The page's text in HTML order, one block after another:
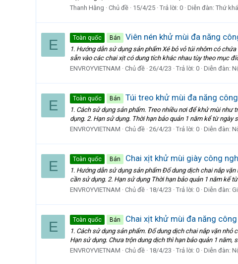
Thanh Hằng
Chủ đề 15/4/25 Trả lời: 0 Diễn đàn: Thứ
E Toàn quốc Bán Viên nén khử mùi đa năng
1. Hướng dẫn sử dụng sản phẩm Xé bỏ vỏ túi nhôm có
sẵn vào các chai xịt có dung tích khác nhau tùy theo mục
ENVROYVIETNAM
Chủ đề 26/4/23 Trả lời: 0 Diễn đàn:
E Toàn quốc Bán Túi treo khử mùi đa năng
1. Cách sử dụng sản phẩm. Treo nhiều nơi để khử mùi như
dụng. 2. Hạn sử dụng. Thời hạn bảo quản 1 năm kể từ ngày
ENVROYVIETNAM
Chủ đề 26/4/23 Trả lời: 0 Diễn đàn:
E Toàn quốc Bán Chai xịt khử mùi giày công
1. Hướng dẫn sử dụng sản phẩm Đổ dung dịch chai nắp
cần sử dụng. 2. Hạn sử dụng Thời hạn bảo quản 1 năm kể
ENVROYVIETNAM
Chủ đề 18/4/23 Trả lời: 0 Diễn đàn:
E Toàn quốc Bán Chai xịt khử mùi đa năng công
1. Cách sử dụng sản phẩm. Đổ dung dịch chai nắp vặn
Hạn sử dụng. Chưa trộn dung dịch thì hạn bảo quản 1 năm,
ENVROYVIETNAM
Chủ đề 18/4/23 Trả lời: 0 Diễn đàn: